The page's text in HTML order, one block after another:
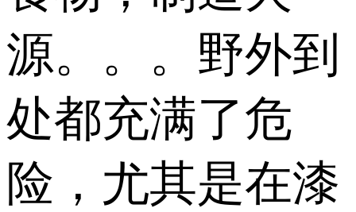
源。。。野外到
处都充满了危
险，尤其是在漆